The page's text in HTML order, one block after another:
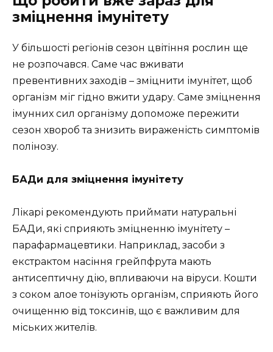
зміцнення імунітету
У більшості регіонів сезон цвітіння рослин ще
не розпочався. Саме час вживати
превентивних заходів – зміцнити імунітет, щоб
організм міг гідно вжити удару. Саме зміцнення
імунних сил організму допоможе пережити
сезон хвороб та знизить вираженість симптомів
полінозу.
БАДи для зміцнення імунітету
Лікарі рекомендують приймати натуральні
БАДи, які сприяють зміцненню імунітету –
парафармацевтики. Наприклад, засоби з
екстрактом насіння грейпфрута мають
антисептичну дію, впливаючи на віруси. Кошти
з соком алое тонізують організм, сприяють його
очищенню від токсинів, що є важливим для
міських жителів.